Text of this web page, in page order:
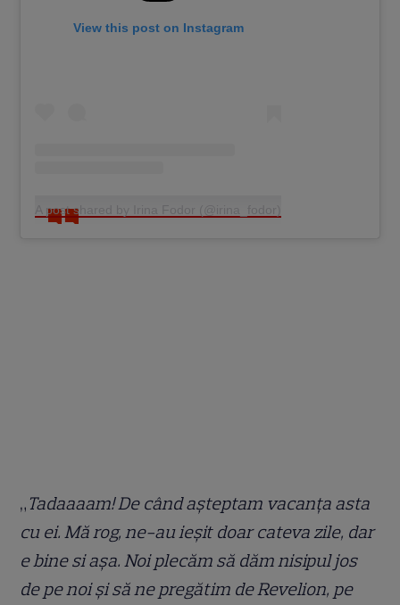
View this post on Instagram
A post shared by Irina Fodor (@irina_fodor)
„ Tadaaaam! De când așteptam vacanța asta
cu ei. Mă rog, ne-au ieșit doar cateva zile, dar
e bine si așa. Noi plecăm să dăm nisipul jos
de pe noi și să ne pregătim de Revelion, pe